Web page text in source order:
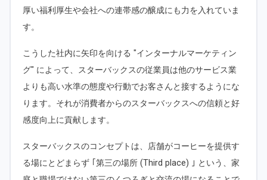
厚い福利厚生や会社への連帯感の醸成にも力を入れていま
す。
こうした社内に矢印を向ける "インターナルマーケティン
グ" によって、スターバックスの従業員は他のサービス業
よりも高い水準の態度や行動でお客さんと接するようにな
ります。それが消費者からのスターバックスへの信頼と好
感度向上に貢献します。
スターバックスのコンセプトは、店舗がコーヒーを提供す
る場にとどまらず ｢第三の場所 (Third place) ｣ という、家